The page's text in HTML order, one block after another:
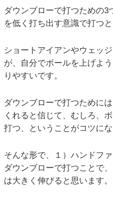
ダウンブローで打つための
を低く打ち出す意識で打つと
ショートアイアンやウェッ
が、自分でボールを上げよ
りやすいです。
ダウンブローで打つために
くれると信じて、むしろ、
打つ、ということがコツにな
そんな形で、１）ハンドフ
ダウンブローで打つことで
は大きく伸びると思います。